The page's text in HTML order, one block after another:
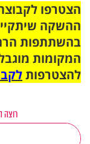
ההשקה
בהשתתפות
המקומות
להצטרפות
רוצה